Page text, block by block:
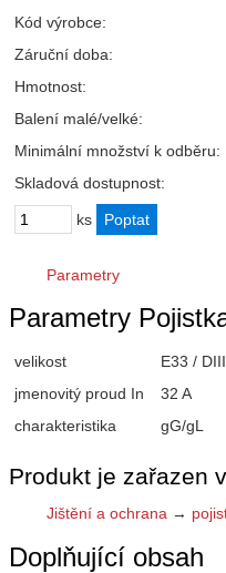
Kód výrobce:
Záruční doba:
Hmotnost:
Balení malé/velké:
Minimální množství k odběru:
Skladová dostupnost:
ks
Parametry
Parametry
velikost
E33 / DIII
jmenovitý proud In
32 A
charakteristika
gG/gL
Produkt je zařazen
Jištění a ochrana →
Doplňující obsah